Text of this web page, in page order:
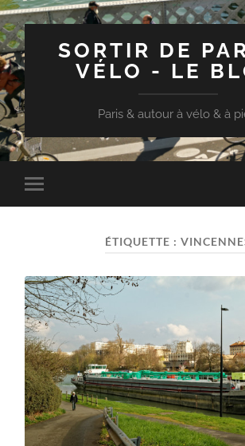
SORTIR DE
VÉLO - LE
Paris & autour à vélo & à
Toggle
mobile
ÉTIQUETTE :